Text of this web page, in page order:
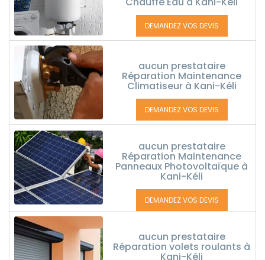
DEMANDEZ VOS DEVIS
aucun prestataire
Réparation Maintenance
Climatiseur à Kani-Kéli
DEMANDEZ VOS DEVIS
aucun prestataire
Réparation Maintenance
Panneaux Photovoltaïque à
Kani-Kéli
DEMANDEZ VOS DEVIS
aucun prestataire
Réparation volets roulants à
Kani-Kéli